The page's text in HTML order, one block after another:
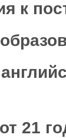
к
от 21